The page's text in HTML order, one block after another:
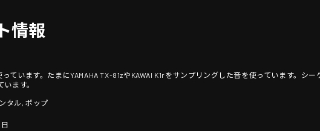
情報
ています。たまにYAMAHA TX-81zやKAWAI K1rをサンプリングした音を使っています。シ
ます。
タル, ポップ